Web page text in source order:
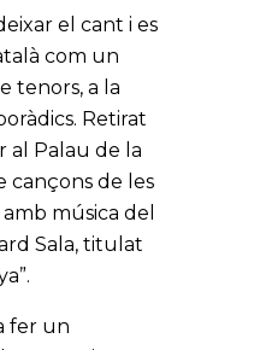
el cant i es
com un
tenors, a la
Retirat
al Palau de la
cançons de les
música del
Sala, titulat
fer un